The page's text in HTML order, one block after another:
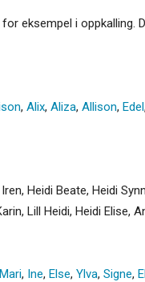
eksempel i oppkalling.
, Alix, Aliza, Allison, Edel,
Heidi Beate, Heidi
Lill Heidi, Heidi Elise,
Mari, Ine, Else, Ylva, Signe,